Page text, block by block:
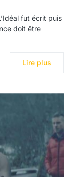
fut écrit puis
doit être
Lire plus